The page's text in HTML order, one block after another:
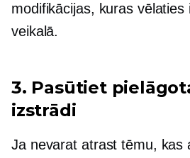
modifikācijas, kuras vēlaties
veikalā.
3. Pasūtiet
izstrādi
Ja nevarat atrast tēmu, kas